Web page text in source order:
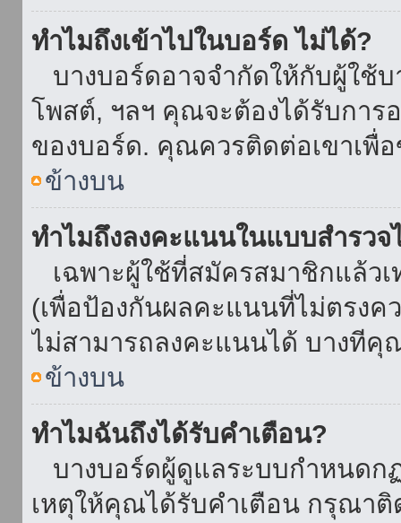
ทำไมถึงเข้าไปในบอร์ด ไม่ได้?
บางบอร์ดอาจจำกัดให้กับผู้ใช้บ
โพสต์, ฯลฯ คุณจะต้องได้รับการ
ของบอร์ด. คุณควรติดต่อเขาเพื่
ข้างบน
ทำไมถึงลงคะแนนในแบบสำรวจ
เฉพาะผู้ใช้ที่สมัครสมาชิกแล้ว
(เพื่อป้องกันผลคะแนนที่ไม่ตรง
ไม่สามารถลงคะแนนได้ บางที
ข้างบน
ทำไมฉันถึงได้รับคำเตือน?
บางบอร์ดผู้ดูแลระบบกำหนดก
เหตุให้คุณได้รับคำเตือน กรุณา